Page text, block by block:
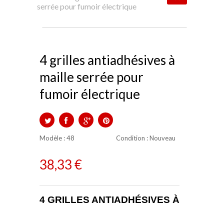
serrée pour fumoir électrique
Agrandir
4 grilles antiadhésives à
maille serrée pour
fumoir électrique
Modèle :48 Condition : Nouveau
38,33 €
4 GRILLES ANTIADHÉSIVES À